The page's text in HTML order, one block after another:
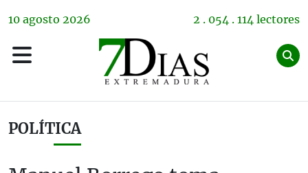
10 agosto 2026 2 . 054 . 114 lectores
POLÍTICA